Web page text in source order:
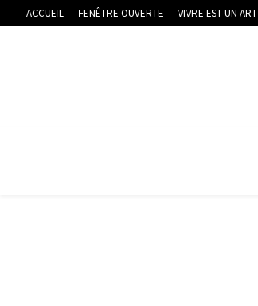
ACCUEIL FENÊTRE OUVERTE VIVRE EST UN ART